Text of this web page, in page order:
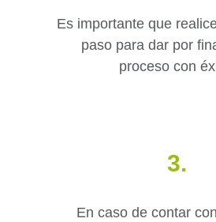
Es importante que
paso para dar por
proceso con
3.
En caso de contar